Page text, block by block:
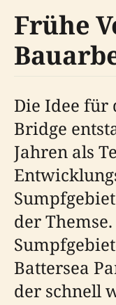
Frühe
Die Idee für
Bridge
Jahren als
der
Battersea
der schnell